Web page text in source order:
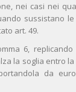
nei casi nei
sussistano
art. 49.
6,
la soglia entro
da